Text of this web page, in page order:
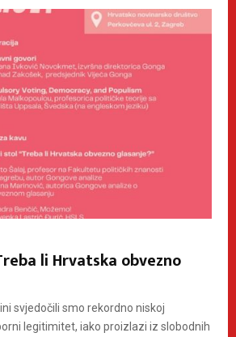
li Hrvatska obvezno
svjedočili smo rekordno niskoj
legitimitet, iako proizlazi iz slobodnih